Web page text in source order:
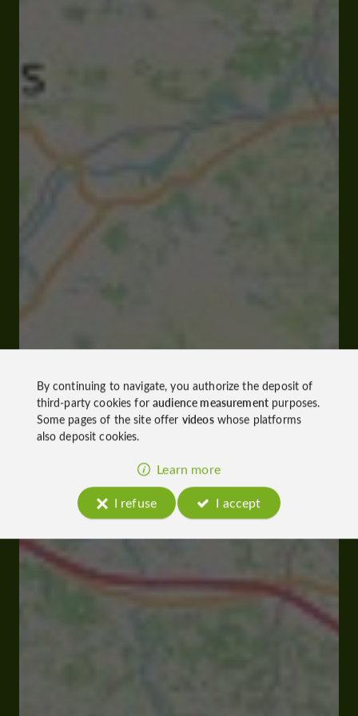
By continuing to navigate, you authorize the deposit of
third-party cookies foraudience measurementpurposes.
Some pages of the site offer videoswhose platforms
also deposit cookies.
Learn more
I refuse
I accept